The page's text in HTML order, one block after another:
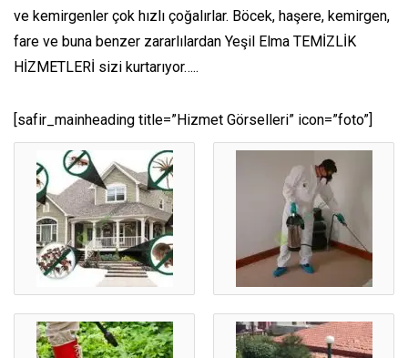
ve kemirgenler çok hızlı çoğalırlar. Böcek, haşere, kemirgen,
fare ve buna benzer zararlılardan Yeşil Elma TEMİZLİK
HİZMETLERİ sizi kurtarıyor…..
[safir_mainheading title=”Hizmet Görselleri” icon=”foto”]